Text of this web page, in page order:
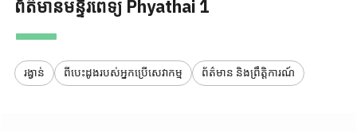
ព័ត៌មានមន្ទីរពេទ្យ Phyathai 1
រង្វាន់ ពីបេះដូងរបស់អ្នកប្រើសេវាកម្ម ព័ត៌មាន និងព្រឹត្តិការណ៍